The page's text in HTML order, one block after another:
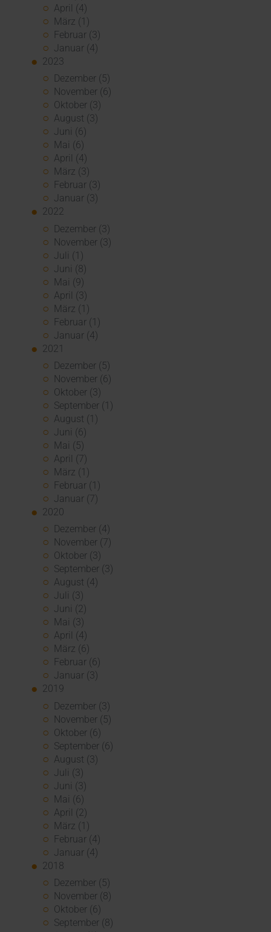
April (4)
März (1)
Februar (3)
Januar (4)
2023
Dezember (5)
November (6)
Oktober (3)
August (3)
Juni (6)
Mai (6)
April (4)
März (3)
Februar (3)
Januar (3)
2022
Dezember (3)
November (3)
Juli (1)
Juni (8)
Mai (9)
April (3)
März (1)
Februar (1)
Januar (4)
2021
Dezember (5)
November (6)
Oktober (3)
September (1)
August (1)
Juni (6)
Mai (5)
April (7)
März (1)
Februar (1)
Januar (7)
2020
Dezember (4)
November (7)
Oktober (3)
September (3)
August (4)
Juli (3)
Juni (2)
Mai (3)
April (4)
März (6)
Februar (6)
Januar (3)
2019
Dezember (3)
November (5)
Oktober (6)
September (6)
August (3)
Juli (3)
Juni (3)
Mai (6)
April (2)
März (1)
Februar (4)
Januar (4)
2018
Dezember (5)
November (8)
Oktober (6)
September (8)